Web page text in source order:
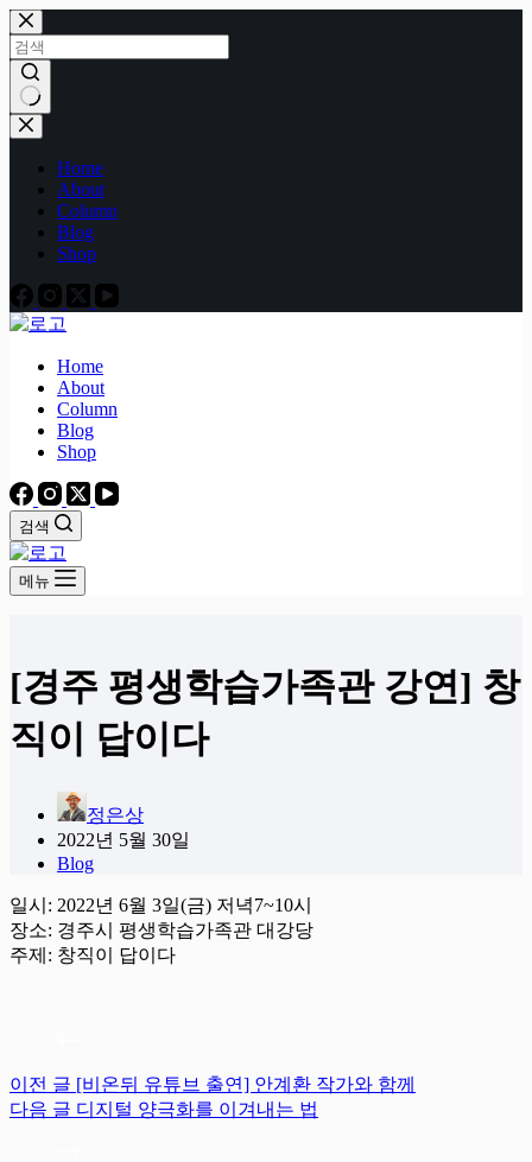
본
문
으
로
건
너
결
Home
About
Column
Blog
Shop
Home
About
Column
Blog
Shop
검색
메뉴
[경주 평생학습가족관 강연] 창
직이 답이다
정은상
2022년 5월 30일
Blog
일시: 2022년 6월 3일(금) 저녁7~10시
장소: 경주시 평생학습가족관 대강당
주제: 창직이 답이다
이전 글 [비온뒤 유튜브 출연] 안계환 작가와 함께
다음 글 디지털 양극화를 이겨내는 법